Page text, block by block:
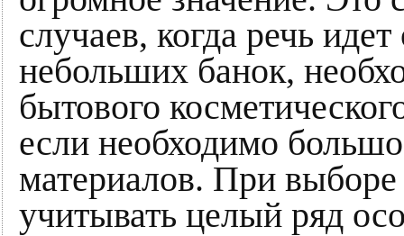
случаев, когда речь
небольших банок,
бытового
если необходимо
материалов. При
учитывать целый ряд